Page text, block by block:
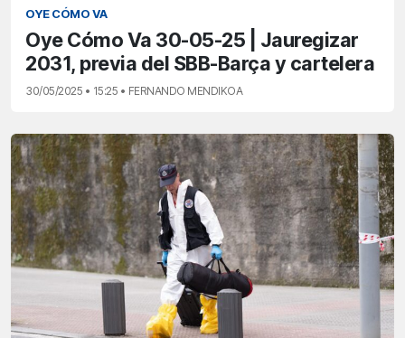
OYE CÓMO VA
Oye Cómo Va 30-05-25 | Jauregizar
2031, previa del SBB-Barça y cartelera
30/05/2025 • 15:25 • FERNANDO MENDIKOA